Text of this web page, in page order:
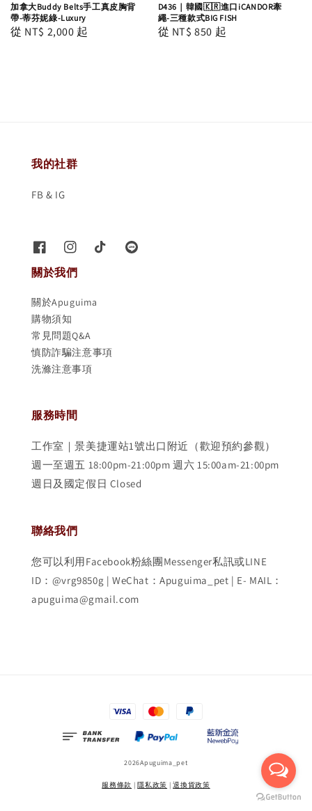
加拿大Buddy Belts手工真皮胸背
帶-蒂芬妮綠-Luxury
Regular
從 NT$ 2,000 起
D436｜韓國🇰🇷進口iCANDOR牽
繩-三種款式BIG FISH
Regular
從 NT$ 850 起
我的社群
FB & IG
關於我們
關於Apuguima
購物須知
常見問題Q&A
慎防詐騙注意事項
洗滌注意事項
服務時間
工作室｜景美捷運站1號出口附近（歡迎預約參觀）
週一至週五 18:00pm-21:00pm 週六 15:00am-21:00pm
週日及國定假日 Closed
聯絡我們
您可以利用Facebook粉絲團Messenger私訊或LINE
ID：@vrg9850g | WeChat：Apuguima_pet | E- MAIL：
apuguima@gmail.com
2026Apuguima_pet
服務條款 |隱私政策 |退換貨政策